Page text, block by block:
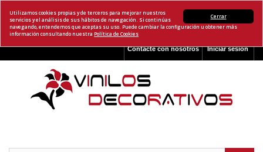
Cerrar
Utilizamos cookies propias y de terceros para mejorar nuestros
servicios y el análisis de sus hábitos de navegación. Si continúas
navegando, entendemos que aceptas su uso. Puede cambiar la configuración u obtener más
información consultando nuestra Política de Cookies
Iniciar sesión
Contacte con nosotros